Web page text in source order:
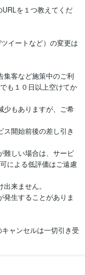
を１つ教えてくだ
イートなど）の変更は
集客など施策中のご利
も１０日以上空けてか
少もありますが、ご希
開始前後の差し引き
難しい場合は、サービ
による低評価はご遠慮
来ません。
生することがありま
ャンセルは一切引き受